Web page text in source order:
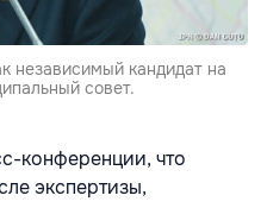
независимый кандидат на
совет.
конференции, что
экспертизы,